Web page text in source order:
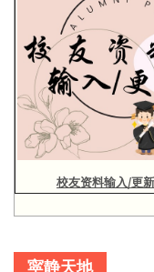
校友资料输入/更新
寜静天地